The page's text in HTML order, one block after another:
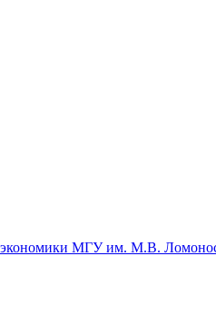
экономики МГУ им. М.В.